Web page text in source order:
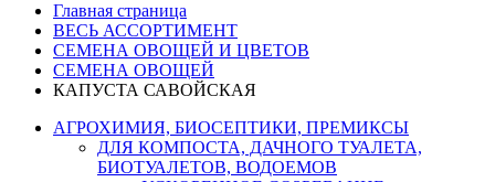
Главная страница
ВЕСЬ АССОРТИМЕНТ
СЕМЕНА ОВОЩЕЙ И ЦВЕТОВ
СЕМЕНА ОВОЩЕЙ
КАПУСТА САВОЙСКАЯ
АГРОХИМИЯ, БИОСЕПТИКИ, ПРЕМИКСЫ
ДЛЯ КОМПОСТА, ДАЧНОГО ТУАЛЕТА,
БИОТУАЛЕТОВ, ВОДОЕМОВ